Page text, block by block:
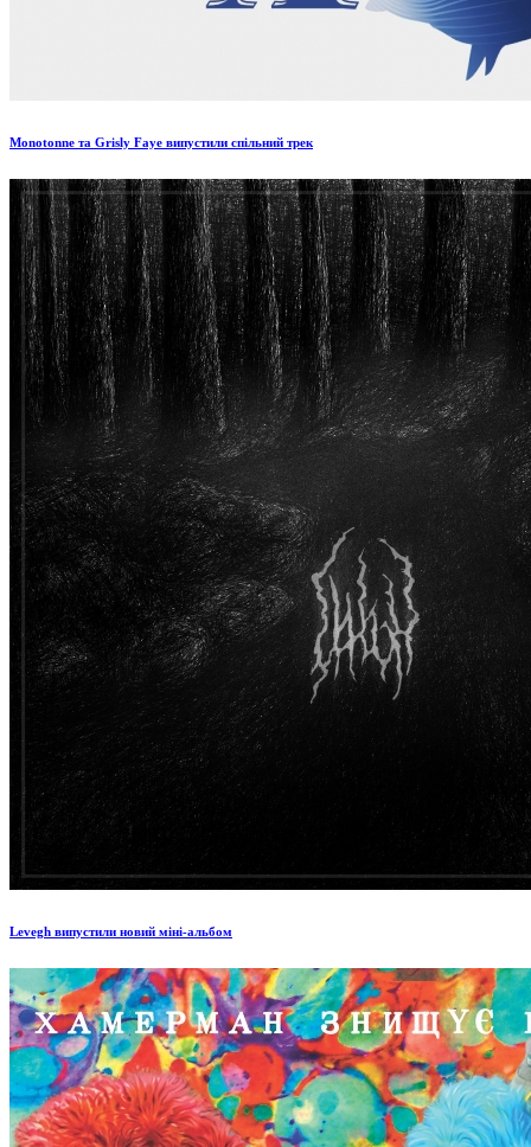
Monotonne та Grisly Faye випустили спільний трек
Levegh випустили новий міні-альбом